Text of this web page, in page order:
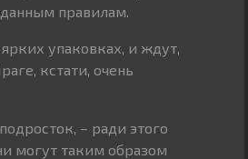
правилам.
упаковках, и ждут,
кстати, очень
– ради этого
могут таким образом